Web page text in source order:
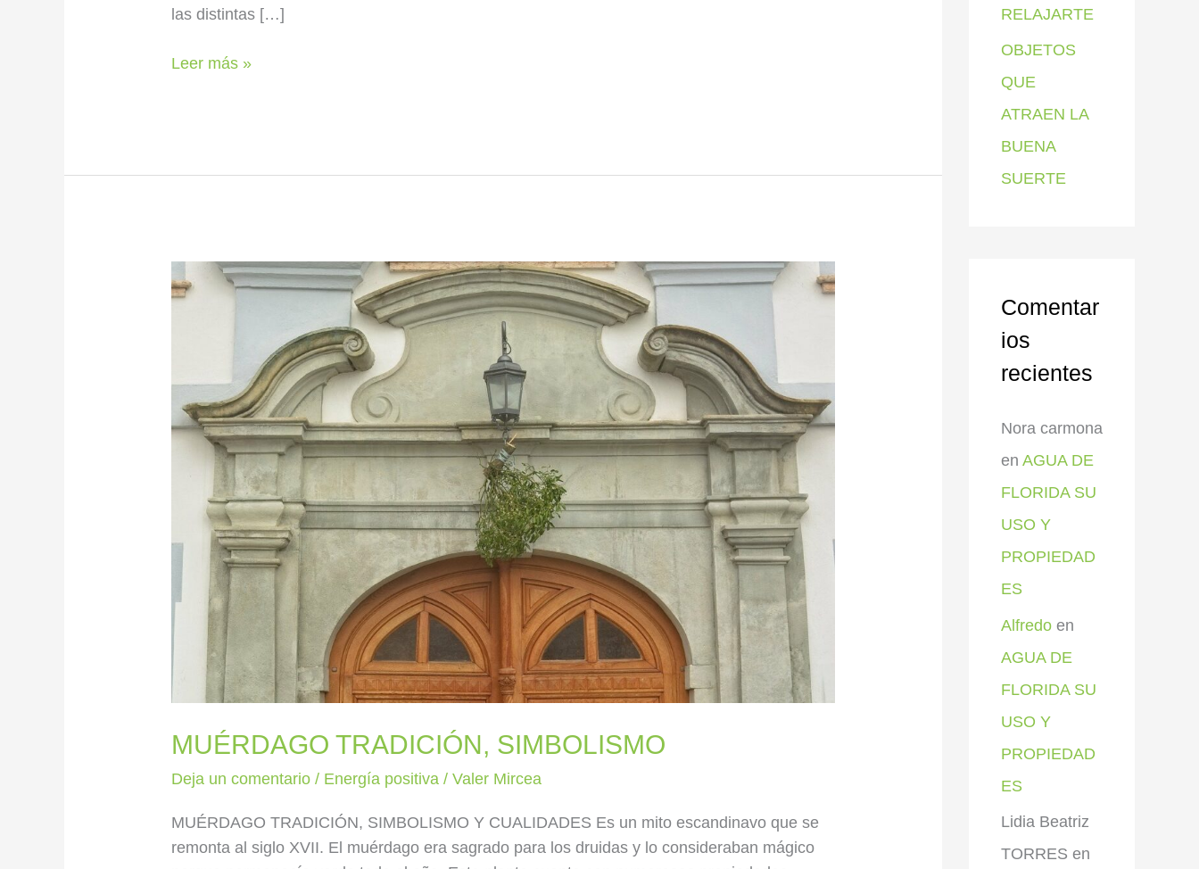
las distintas […]
Leer más »
MUÉRDAGO TRADICIÓN, SIMBOLISMO
Deja un comentario / Energía positiva /Valer Mircea
MUÉRDAGO TRADICIÓN, SIMBOLISMO Y CUALIDADES Es un mito escandinavo que se
remonta al siglo XVII. El muérdago era sagrado para los druidas y lo consideraban mágico
MUÉRDAGO
TRADICIÓN,
RELAJARTE
OBJETOS
QUE
ATRAEN LA
BUENA
SUERTE
Comentar
ios
recientes
Nora carmona
en AGUA DE
FLORIDA SU
USO Y
PROPIEDAD
ES
Alfredo en
AGUA DE
FLORIDA SU
USO Y
PROPIEDAD
ES
Lidia Beatriz
TORRES en